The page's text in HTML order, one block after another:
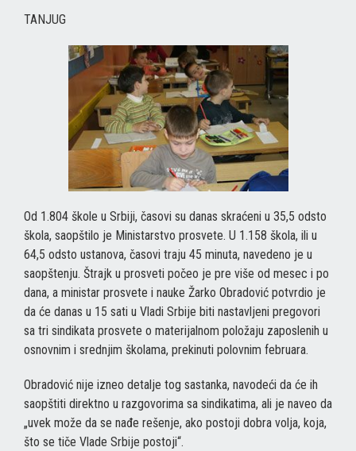
ТАNJUG
Od 1.804 škole u Srbiji, časovi su danas skraćeni u 35,5 odsto
škola, saopštilo je Ministarstvo prosvete. U 1.158 škola, ili u
64,5 odsto ustanova, časovi traju 45 minuta, navedeno je u
saopštenju. Štrajk u prosveti počeo je pre više od mesec i po
dana, a ministar prosvete i nauke Žarko Obradović potvrdio je
da će danas u 15 sati u Vladi Srbije biti nastavljeni pregovori
sa tri sindikata prosvete o materijalnom položaju zaposlenih u
osnovnim i srednjim školama, prekinuti polovnim februara.
Obradović nije izneo detalje tog sastanka, navodeći da će ih
saopštiti direktno u razgovorima sa sindikatima, ali je naveo da
„uvek može da se nađe rešenje, ako postoji dobra volja, koja,
što se tiče Vlade Srbije postoji“.